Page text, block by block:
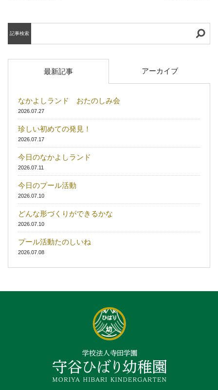
記事検索
最新記事 アーカイブ
なかよしランド おたのしみ会
2026.07.27
珍しい初めての発見！
2026.07.17
今日のなかよしランド
2026.07.11
今日のプール活動
2026.07.10
どんな形づくりができるかな
2026.07.10
プール活動たのしいね
2026.07.08